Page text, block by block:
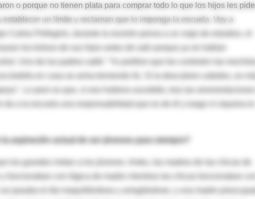
o porque no tienen plata para comprar todo lo que los hijos les
un límite y reclaman que lo imponga la escuela. Voy a
Carlos Pellegrini, durante la reunión previa a un viaje de estudios, el
los bolsos de sus hijos antes de salir porque ya se habían
botella en casa se arma tremendo lío. Si la descubren ustedes, es
Lo peor es que, si eso hubiera sucedido, tras las
da a la escuela una responsabilidad que es de él y luego ni siquiera le
aspiración actual de ser jóvenes para siempre?
funcionaban con lógica de madre mientras las chicas funcionaban
pasaba el día maquillándose y arreglándose, y una madre